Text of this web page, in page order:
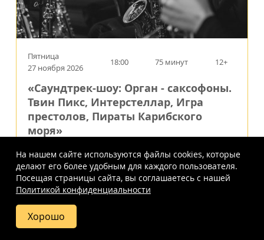
Пятница
27 ноября 2026
18:00 75 минут 12+
«Саундтрек-шоу: Орган - саксофоны.
Твин Пикс, Интерстеллар, Игра
престолов, Пираты Карибского
моря»
Евангелическо-Лютеранский Кафедральный
Собор Святых Петра и Павла
г.Москва,Старосадский пер., 7
1000-4500
Купить
билет
На нашем сайте используются файлы cookies, которые
делают его более удобным для каждого пользователя.
Посещая страницы сайта, вы соглашаетесь c нашей
Политикой конфиденциальности
Хорошо